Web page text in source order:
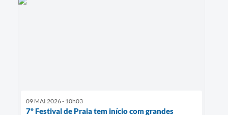
09 MAI 2026 - 10h03
7º Festival de Praia tem início com grandes